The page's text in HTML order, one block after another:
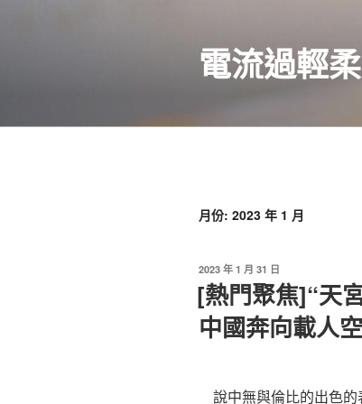
電流過輕柔
月份: 2023 年 1 月
發
佈
於
2023 年 1 月 31 日
[熱門聚焦]“天
中國奔向載人
說中無與倫比的出色的